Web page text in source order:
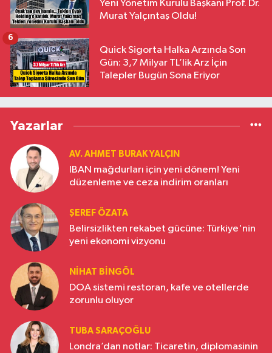
Yeni Yönetim Kurulu Başkanı Prof. Dr.
Murat Yalçıntaş Oldu!
Quick Sigorta Halka Arzında Son
Gün: 3,7 Milyar TL’lik Arz İçin
Talepler Bugün Sona Eriyor
6
Yazarlar
AV. AHMET BURAK YALÇIN
IBAN mağdurları için yeni dönem! Yeni
düzenleme ve ceza indirim oranları
ŞEREF ÖZATA
Belirsizlikten rekabet gücüne: Türkiye'nin
yeni ekonomi vizyonu
NIHAT BINGÖL
DOA sistemi restoran, kafe ve otellerde
zorunlu oluyor
TUBA SARAÇOĞLU
Londra’dan notlar: Ticaretin, diplomasinin